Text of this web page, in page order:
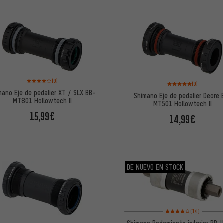
Valoración media: 4 de 5 basada en 9 reseñas
(9)
Eje de pedalier XT / SLX BB-
MT801 Hollowtech II
15,99€
Valoración media: 5
(9)
Shimano Eje de pedalier Deore
MT501 Hollowtech II
14,99€
DE NUEVO EN STOCK
Valoración media: 4 de
(14)